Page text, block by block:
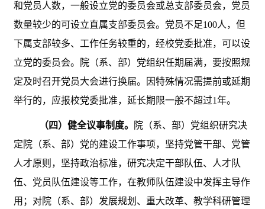
和党员人数，一般设立党的委员会或总支部委员会，党员
数量较少的可设立直属支部委员会。党员不足100人，但
下属支部较多、工作任务较重的，经校党委批准，可以设
立党的委员会。院（系、部）党组织任期届满，要按照规
定及时召开党员大会进行换届。因特殊情况需提前或延期
举行的，应报校党委批准，延长期限一般不超过1年。
（四）健全议事制度。
院（系、部）党组织研究决
定院（系、部）党的建设工作事项，坚持党管干部、党管
人才原则，坚持政治标准，研究决定干部队伍、人才队
伍、党员队伍建设等工作，在教师队伍建设中发挥主导作
用；对院（系、部）发展规划、重大改革、教学科研管理